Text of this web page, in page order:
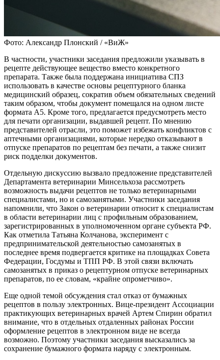
Фото: Александр Плонский / «ВиЖ»
В частности, участники заседания предложили указывать в
рецепте действующее вещество вместо конкретного
препарата. Также была поддержана инициатива СПЗ
использовать в качестве основы рецептурного бланка
медицинский образец, сократив объем обязательных сведений
таким образом, чтобы документ помещался на одном листе
формата А5. Кроме того, предлагается предусмотреть место
для печати организации, выдавшей рецепт. По мнению
представителей отрасли, это поможет избежать конфликтов с
аптечными организациями, которые нередко отказывают в
отпуске препаратов по рецептам без печати, а также снизит
риск подделки документов.
Отдельную дискуссию вызвало предложение представителей
Департамента ветеринарии Минсельхоза рассмотреть
возможность выдачи рецептов не только ветеринарными
специалистами, но и самозанятыми. Участники заседания
напомнили, что Закон о ветеринарии относит к специалистам
в области ветеринарии лиц с профильным образованием,
зарегистрированных в уполномоченном органе субъекта РФ.
Как отметила Татьяна Колчанова, эксперимент с
предпринимательской деятельностью самозанятых в
последнее время подвергается критике на площадках Совета
Федерации, Госдумы и ТПП РФ. В этой связи включать
самозанятых в приказ о рецептурном отпуске ветеринарных
препаратов, по ее словам, «крайне опрометчиво».
Еще одной темой обсуждения стал отказ от бумажных
рецептов в пользу электронных. Вице-президент Ассоциации
практикующих ветеринарных врачей Артем Спирин обратил
внимание, что в отдельных отдаленных районах России
оформление рецептов в электронном виде не всегда
возможно. Поэтому участники заседания высказались за
сохранение бумажного формата наряду с электронным.